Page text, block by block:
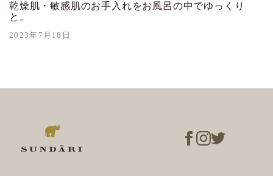
乾燥肌・敏感肌のお手入れをお風呂の中でゆっくり
と。
2023年7月18日